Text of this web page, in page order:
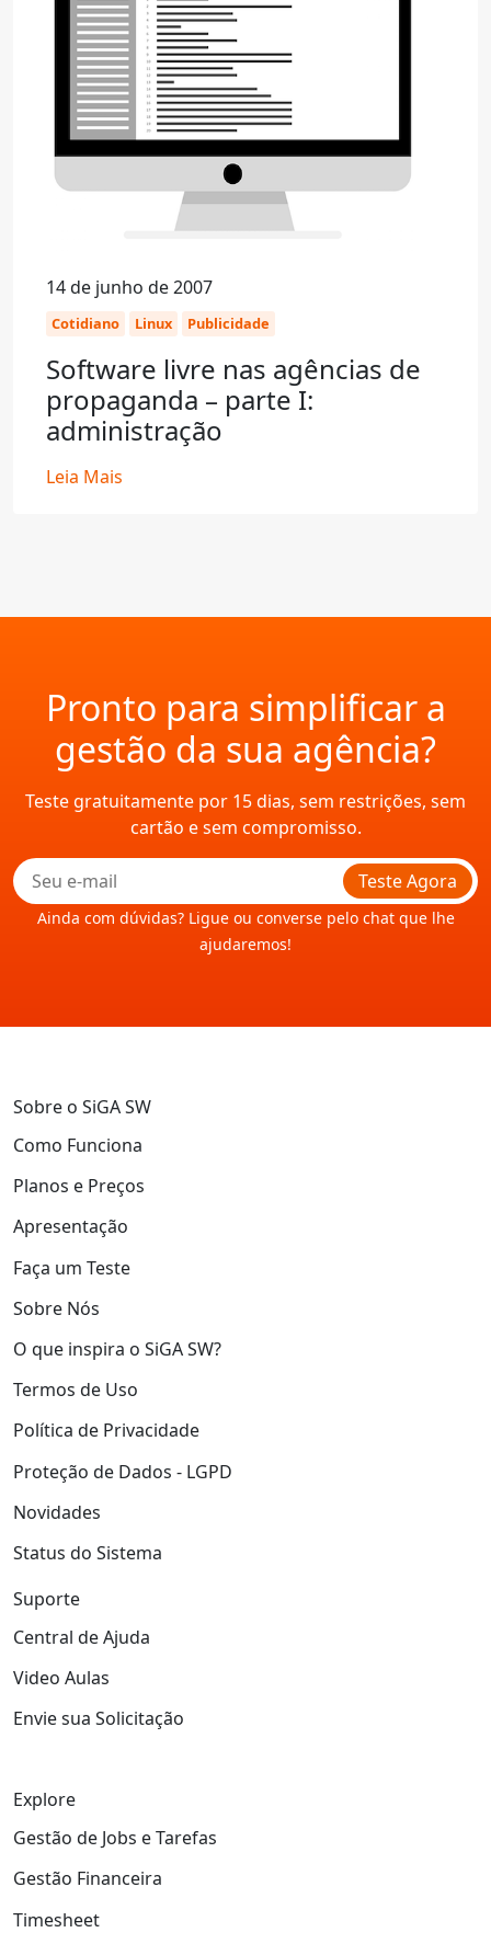
14 de junho de 2007
Cotidiano Linux Publicidade
Software livre nas agências de
propaganda – parte I:
administração
Leia Mais
Pronto para simplificar a
gestão da sua agência?
Teste gratuitamente por 15 dias, sem restrições, sem
cartão e sem compromisso.
Teste Agora
Ainda com dúvidas? Ligue ou converse pelo chat que lhe
ajudaremos!
Sobre o SiGA SW
Como Funciona
Planos e Preços
Apresentação
Faça um Teste
Sobre Nós
O que inspira o SiGA SW?
Termos de Uso
Política de Privacidade
Proteção de Dados - LGPD
Novidades
Status do Sistema
Suporte
Central de Ajuda
Video Aulas
Envie sua Solicitação
Explore
Gestão de Jobs e Tarefas
Gestão Financeira
Timesheet